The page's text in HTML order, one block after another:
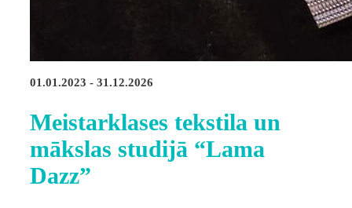
01.01.2023 - 31.12.2026
Meistarklases tekstila un
mākslas studijā “Lama
Dazz”